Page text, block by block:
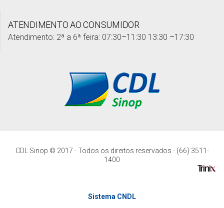
ATENDIMENTO AO CONSUMIDOR
Atendimento: 2ª a 6ª feira: 07:30–11:30 13:30 –17:30
CDL Sinop © 2017 - Todos os direitos reservados - (66) 3511-
1400
Sistema CNDL